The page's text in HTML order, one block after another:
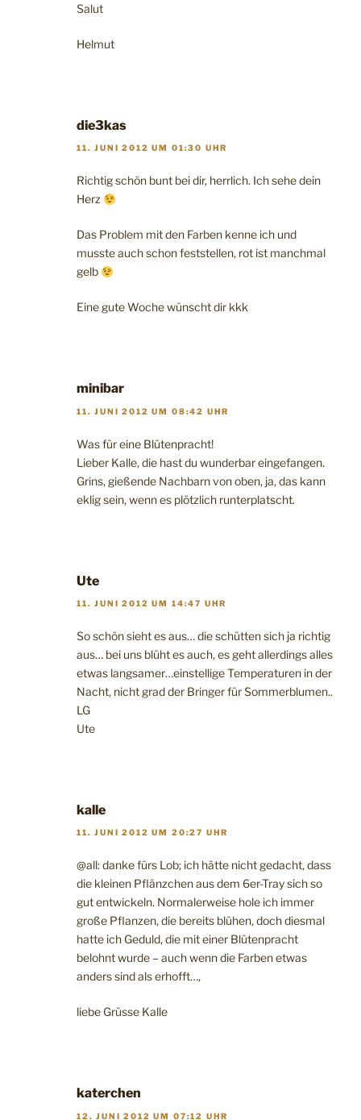
Salut
Helmut
die3kas
11. JUNI 2012 UM 01:30 UHR
Richtig schön bunt bei dir, herrlich. Ich sehe dein
Herz
Das Problem mit den Farben kenne ich und
musste auch schon feststellen, rot ist manchmal
gelb
Eine gute Woche wünscht dir kkk
minibar
11. JUNI 2012 UM 08:42 UHR
Was für eine Blütenpracht!
Lieber Kalle, die hast du wunderbar eingefangen.
Grins, gießende Nachbarn von oben, ja, das kann
eklig sein, wenn es plötzlich runterplatscht.
Ute
11. JUNI 2012 UM 14:47 UHR
So schön sieht es aus… die schütten sich ja richtig
aus… bei uns blüht es auch, es geht allerdings alles
etwas langsamer…einstellige Temperaturen in der
Nacht, nicht grad der Bringer für Sommerblumen..
LG
Ute
kalle
11. JUNI 2012 UM 20:27 UHR
@all: danke fürs Lob; ich hätte nicht gedacht, dass
die kleinen Pflänzchen aus dem 6er-Tray sich so
gut entwickeln. Normalerweise hole ich immer
große Pflanzen, die bereits blühen, doch diesmal
hatte ich Geduld, die mit einer Blütenpracht
belohnt wurde – auch wenn die Farben etwas
anders sind als erhofft…,
liebe Grüsse Kalle
katerchen
12. JUNI 2012 UM 07:12 UHR